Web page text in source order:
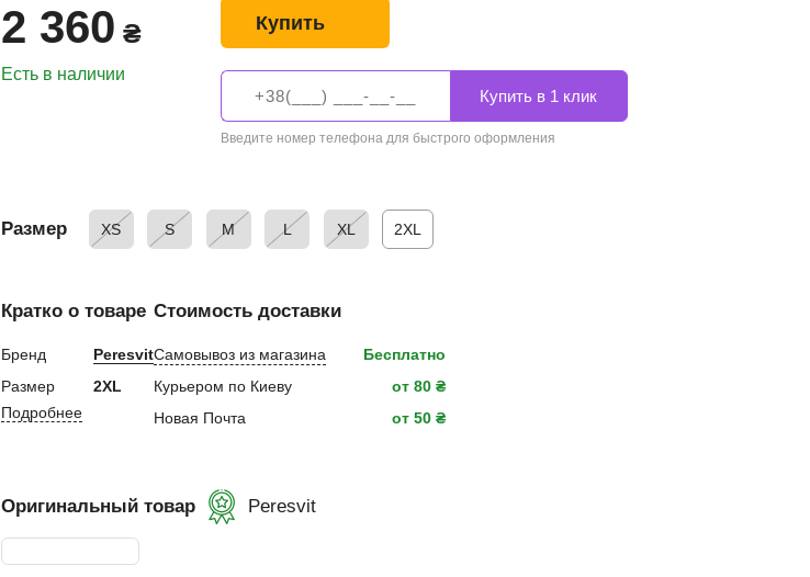
2 360 ₴
Есть в наличии
Купить
Введите номер телефона для быстрого оформления
Размер XS S M L XL 2XL
Кратко о товаре
Бренд
Peresvit
Размер
2XL
Подробнее
Стоимость доставки
Самовывоз из магазина
Бесплатно
Курьером по Киеву
от 80 ₴
Новая Почта
от 50 ₴
Оригинальный товар Peresvit